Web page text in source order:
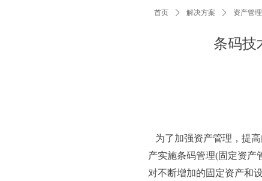
条码技
首页 ꄲ 解决方案 ꄲ 资产管理
为了加强资产管理，提
产实施条码管理(固定资产
对不断增加的固定资产和